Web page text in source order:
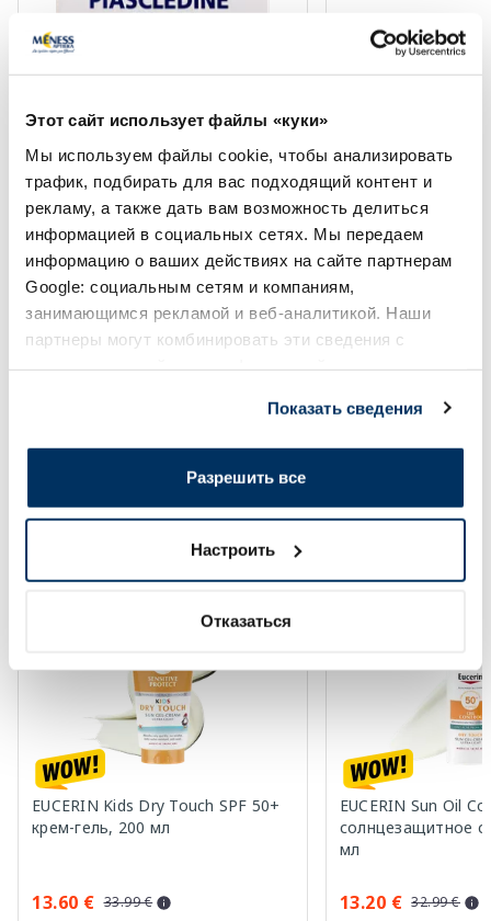
Этот сайт использует файлы «куки»
Мы используем файлы cookie, чтобы анализировать
трафик, подбирать для вас подходящий контент и
рекламу, а также дать вам возможность делиться
информацией в социальных сетях. Мы передаем
информацию о ваших действиях на сайте партнерам
Google: социальным сетям и компаниям,
занимающимся рекламой и веб-аналитикой. Наши
партнеры могут комбинировать эти сведения с
Показать сведения
Разрешить все
Настроить
Отказаться
Безрецептурные лекарства
PIASCLEDINE 300 мг капсулы, 30
шт.
Цена
22.99 €
В корзину
Безрецептурные
DOLOBENE гель,
11.49 €
В
Солнечная защита летом ☀️
EUCERIN Kids Dry Touch SPF 50+
крем-гель, 200 мл
13.60 € 33.99 €
EUCERIN Sun Oil
солнцезащитное
мл
13.20 € 32.99 €